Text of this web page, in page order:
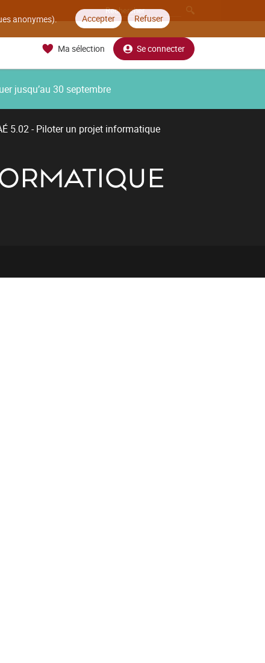
anonymes). Accepter Refuser
Ma sélection Se connecter
jusqu’au 30 septembre
5.02 - Piloter un projet informatique